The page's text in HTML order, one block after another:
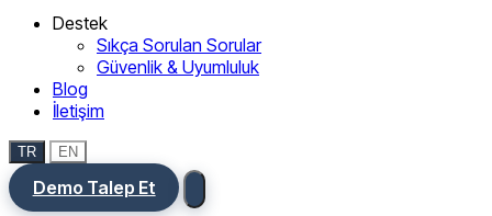
Destek
Sıkça Sorulan Sorular
Güvenlik & Uyumluluk
Blog
İletişim
TR EN
Demo Talep Et